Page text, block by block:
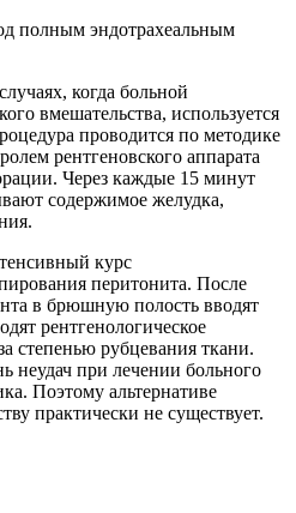
полным эндотрахеальным
когда больной
вмешательства, используется
проводится по методике
рентгеновского аппарата
Через каждые 15 минут
содержимое желудка,
курс
перитонита. После
в брюшную полость вводят
рентгенологическое
степенью рубцевания ткани.
неудач при лечении больного
Поэтому альтернативе
практически не существует.